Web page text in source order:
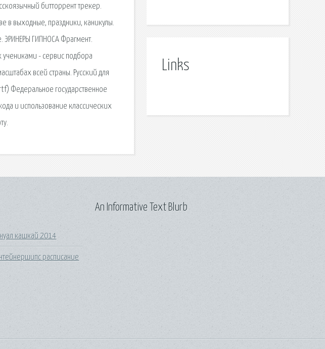
битторрент трекер.
в выходные, праздники, каникулы.
ЭРИНЕРЫ ГИПНОСА Фрагмент.
учениками - сервис подбора
всей страны. Русский для
Федеральное государственное
и использование классических
Links
кашкай 2014
расписание
An Informative Text Blurb